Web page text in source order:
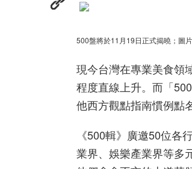
500盤將於11月19日正式揭曉；圖
現今台灣在專業美食領
程度直線上升。而「
他西方觀點指南慣例點
《500輯》廣邀50位
業界、娛樂產業界等多